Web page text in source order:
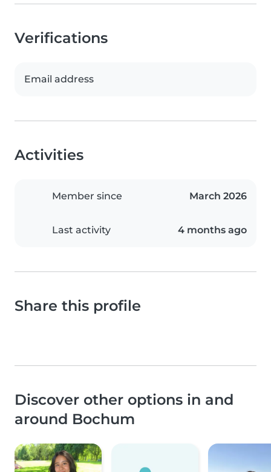
Verifications
Email address
Activities
Member since March 2026
Last activity 4 months ago
Share this profile
Discover other options in and
around Bochum